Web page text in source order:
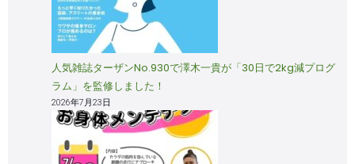
人気雑誌ターザンNo.930で澤木一貴が「30日で2kg減プログ
ラム」を監修しました！
2026年7月23日